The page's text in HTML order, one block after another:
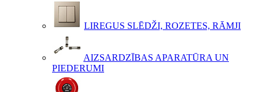
LIREGUS SLĒDŽI, ROZETES, RĀMJI
AIZSARDZĪBAS APARATŪRA UN
PIEDERUMI